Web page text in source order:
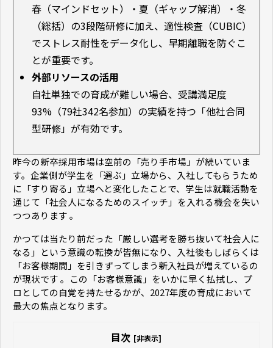
春（マインドセット）・夏（ギャップ解消）・冬
（総括）の3段階研修に加え、適性検査（CUBIC）
でストレス耐性をデータ化し、早期離職を防ぐこ
とが重要です。
外部リソースの活用
自社単独での育成が難しい場合、受講満足度
93%（79社342名参加）の実績を持つ「他社合同
型研修」が有効です。
昨今の新卒採用市場は空前の「売り手市場」が続いていま
す。企業側が学生を「選ぶ」立場から、入社してもらうため
に「すり寄る」立場へと変化したことで、学生は就職活動を
通じて「社会人になるためのスイッチ」を入れる機会を失い
つつあります 。
かつては当たり前だった「厳しい選考を勝ち抜いて社会人に
なる」という意識の転換が皆無になり、入社後もしばらくは
「お客様期間」を引きずってしまう新入社員が増えているの
が現状です 。この「お客様意識」をいかに早く払拭し、プ
ロとしての自覚を持たせるかが、2027年度の育成において
最大の焦点となります。
目次 [非表示]